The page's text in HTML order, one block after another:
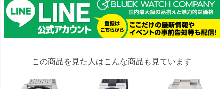
この商品を見た人はこんな商品も見ています